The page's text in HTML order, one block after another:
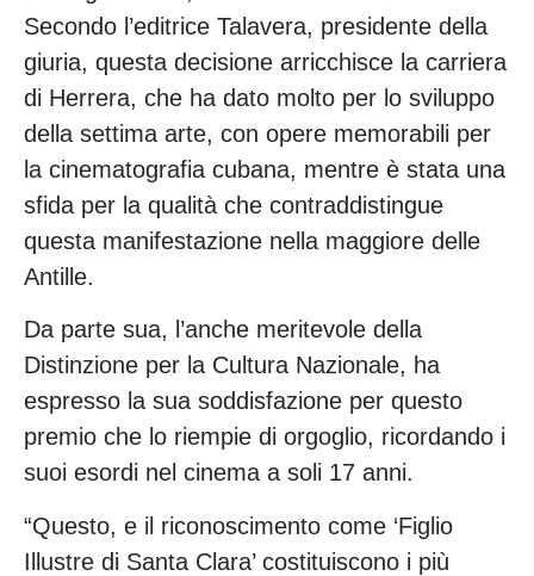
Secondo l’editrice Talavera, presidente della
giuria, questa decisione arricchisce la carriera
di Herrera, che ha dato molto per lo sviluppo
della settima arte, con opere memorabili per
la cinematografia cubana, mentre è stata una
sfida per la qualità che contraddistingue
questa manifestazione nella maggiore delle
Antille.
Da parte sua, l’anche meritevole della
Distinzione per la Cultura Nazionale, ha
espresso la sua soddisfazione per questo
premio che lo riempie di orgoglio, ricordando i
suoi esordi nel cinema a soli 17 anni.
“Questo, e il riconoscimento come ‘Figlio
Illustre di Santa Clara’ costituiscono i più